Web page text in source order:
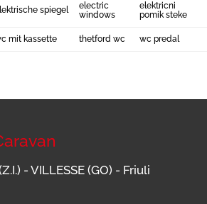
spiegel
electric
windows
elektricni
pomik steke
mit kassette thetford wc wc predal
- VILLESSE (GO) - Friuli